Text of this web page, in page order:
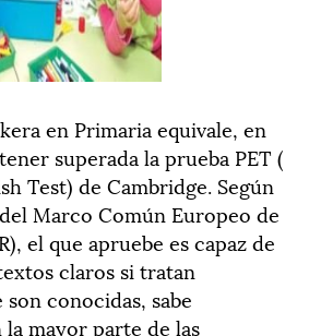
en Primaria equivale, en
superada la prueba PET (
Test) de Cambridge. Según
Marco Común Europeo de
el que apruebe es capaz de
claros si tratan
conocidas, sabe
mayor parte de las